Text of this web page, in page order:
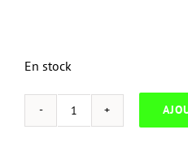
En stock
quantité